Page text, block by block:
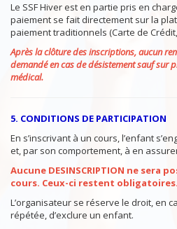
Le SSF Hiver est en partie pris en
paiement se fait directement sur la
paiement traditionnels (Carte de Crédit,
Après la clôture des inscriptions, aucun
demandé en cas de désistement sauf sur
médical.
5. CONDITIONS DE PARTICIPATION
En s’inscrivant à un cours, l’enfant
et, par son comportement, à en
Aucune DESINSCRIPTION ne sera
cours. Ceux-ci restent obligatoires.
L’organisateur se réserve le droit, en
répétée, d’exclure un enfant.